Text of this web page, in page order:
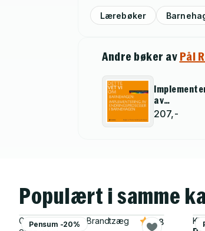
Lærebøker
Andre bøker av Pål
av
i barnehagen
207,-
Populært i samme
Pensum -20%
Guro Øiestad, Ida Brandtzæg
4.8